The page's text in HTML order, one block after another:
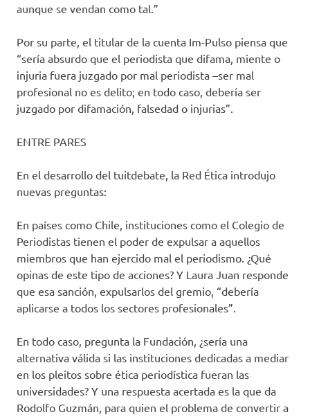
aunque se vendan como tal.”
Por su parte, el titular de la cuenta Im-Pulso piensa que
“sería absurdo que el periodista que difama, miente o
injuria fuera juzgado por mal periodista –ser mal
profesional no es delito; en todo caso, debería ser
juzgado por difamación, falsedad o injurias”.
ENTRE PARES
En el desarrollo del tuitdebate, la Red Ética introdujo
nuevas preguntas:
En países como Chile, instituciones como el Colegio de
Periodistas tienen el poder de expulsar a aquellos
miembros que han ejercido mal el periodismo. ¿Qué
opinas de este tipo de acciones? Y Laura Juan responde
que esa sanción, expulsarlos del gremio, “debería
aplicarse a todos los sectores profesionales”.
En todo caso, pregunta la Fundación, ¿sería una
alternativa válida si las instituciones dedicadas a mediar
en los pleitos sobre ética periodística fueran las
universidades? Y una respuesta acertada es la que da
Rodolfo Guzmán, para quien el problema de convertir a